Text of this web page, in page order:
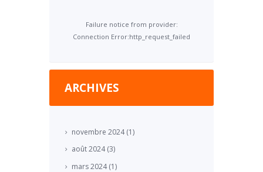
Failure notice from provider:
Connection Error:http_request_failed
ARCHIVES
novembre 2024(1)
août2024(3)
mars2024(1)